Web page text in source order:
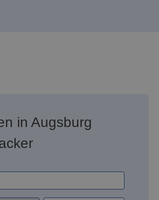
in Augsburg